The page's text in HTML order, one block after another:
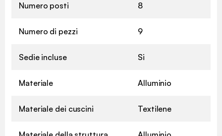
Numero posti 8
Numero di pezzi 9
Sedie incluse Si
Materiale Alluminio
Materiale dei cuscini Textilene